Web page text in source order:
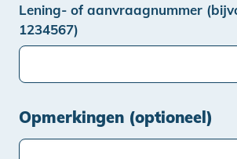
Lening- of aanvraagnummer
1234567)
Opmerkingen (optioneel)